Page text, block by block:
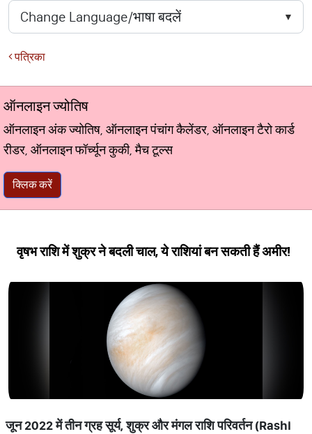
पत्रिका
ऑनलाइन ज्योतिष
ऑनलाइन अंक ज्योतिष, ऑनलाइन पंचांग कैलेंडर, ऑनलाइन टैरो कार्ड
रीडर, ऑनलाइन फॉर्च्यून कुकी, मैच टूल्स
क्लिक करें
वृषभ राशि में शुक्र ने बदली चाल, ये राशियां बन सकती हैं अमीर!
जून 2022 मेंतीनग्रहसूर्य,शुक्रऔरमंगलराशिपरिवर्तन(Rashi